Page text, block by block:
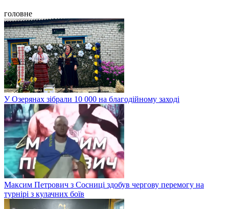
головне
У Озерянах зібрали 10 000 на благодійному заході
Максим Петрович з Сосниці здобув чергову перемогу на
турнірі з кулачних боїв